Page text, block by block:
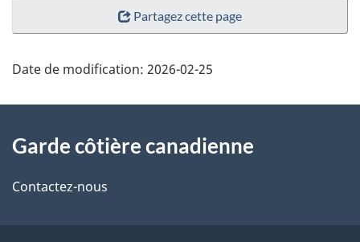
Partagez cette page
Date de modification: 2026-02-25
propos
de
Garde côtière canadienne
Contactez-nous